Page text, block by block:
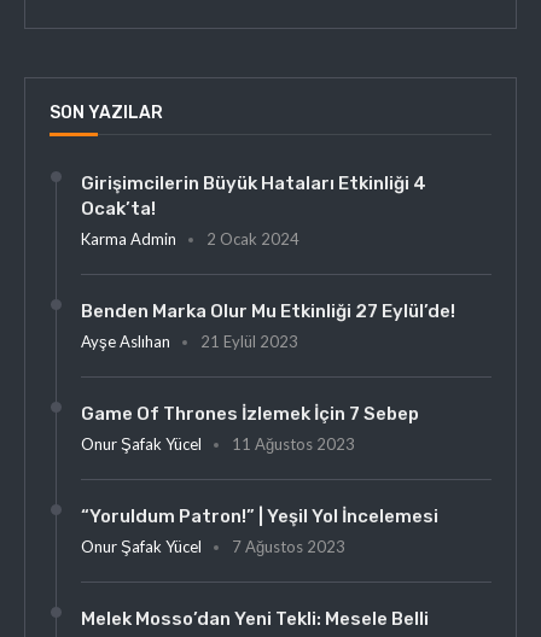
SON YAZILAR
Girişimcilerin Büyük Hataları Etkinliği 4
Ocak’ta!
Karma Admin 2 Ocak 2024
Benden Marka Olur Mu Etkinliği 27 Eylül’de!
Ayşe Aslıhan 21 Eylül 2023
Game Of Thrones İzlemek İçin 7 Sebep
Onur Şafak Yücel 11 Ağustos 2023
“Yoruldum Patron!” | Yeşil Yol İncelemesi
Onur Şafak Yücel 7 Ağustos 2023
Melek Mosso’dan Yeni Tekli: Mesele Belli